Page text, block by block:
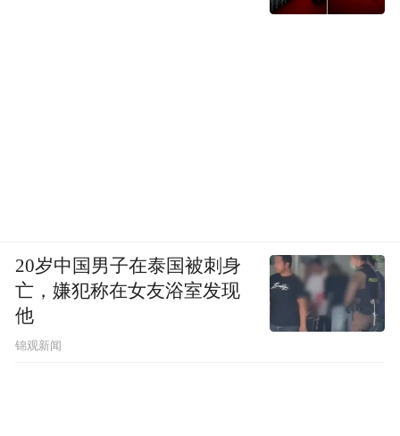
20岁中国男子在泰国被刺身
亡，嫌犯称在女友浴室发现
他
锦观新闻